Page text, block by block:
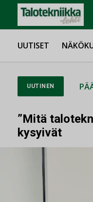
UUTISET
UUTINEN
”Mitä
kysyivät